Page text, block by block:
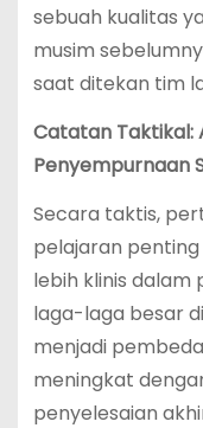
sebuah kualitas
musim
saat ditekan tim
Catatan Taktikal:
Penyempurnaan
Secara taktis,
pelajaran
lebih klinis dalam
laga-laga besar
menjadi
meningkat
penyelesaian